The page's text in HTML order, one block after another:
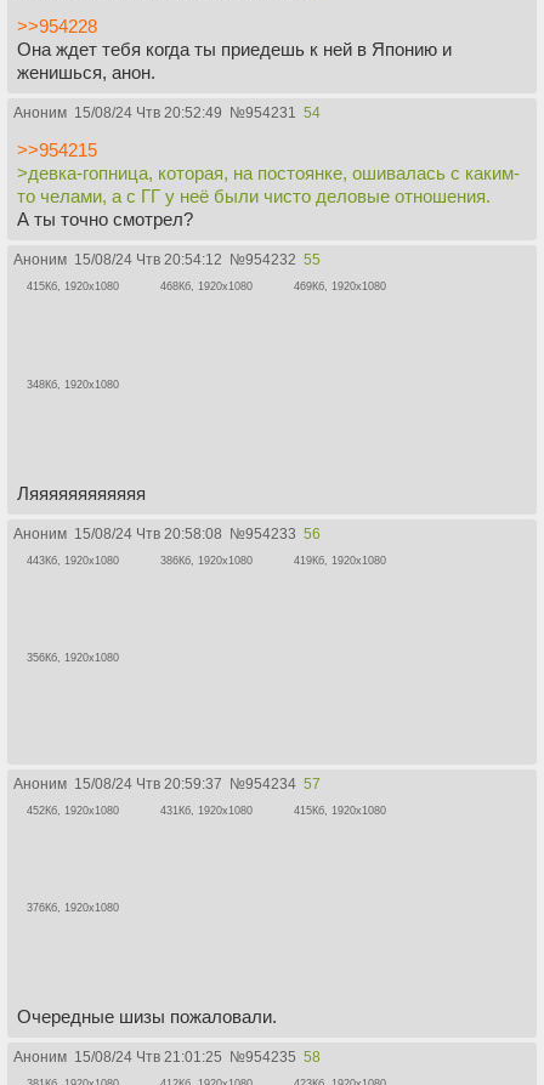
>>954228
Она ждет тебя когда ты приедешь к ней в Японию и
женишься, анон.
Аноним 15/08/24 Чтв 20:52:49 №954231 54
>>954215
>девка-гопница, которая, на постоянке, ошивалась с каким-
то челами, а с ГГ у неё были чисто деловые отношения.
А ты точно смотрел?
Аноним 15/08/24 Чтв 20:54:12 №954232 55
415Кб, 1920x1080 468Кб, 1920x1080 469Кб, 1920x1080
348Кб, 1920x1080
Ляяяяяяяяяяяя
Аноним 15/08/24 Чтв 20:58:08 №954233 56
443Кб, 1920x1080 386Кб, 1920x1080 419Кб, 1920x1080
356Кб, 1920x1080
Аноним 15/08/24 Чтв 20:59:37 №954234 57
452Кб, 1920x1080 431Кб, 1920x1080 415Кб, 1920x1080
376Кб, 1920x1080
Очередные шизы пожаловали.
Аноним 15/08/24 Чтв 21:01:25 №954235 58